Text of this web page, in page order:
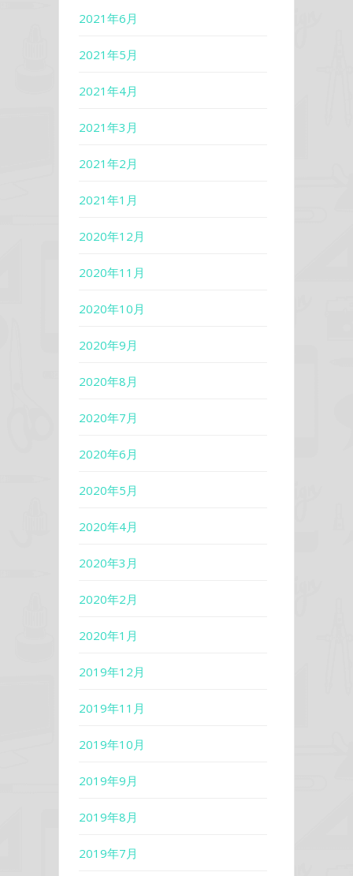
2021年6月
2021年5月
2021年4月
2021年3月
2021年2月
2021年1月
2020年12月
2020年11月
2020年10月
2020年9月
2020年8月
2020年7月
2020年6月
2020年5月
2020年4月
2020年3月
2020年2月
2020年1月
2019年12月
2019年11月
2019年10月
2019年9月
2019年8月
2019年7月